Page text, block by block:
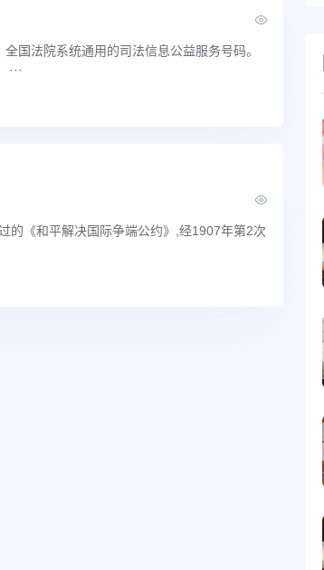
国法院系统通用的司法信息公益服务号码。
的《和平解决国际争端公约》,经1907年第2次